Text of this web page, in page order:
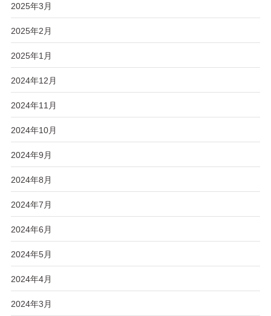
2025年3月
2025年2月
2025年1月
2024年12月
2024年11月
2024年10月
2024年9月
2024年8月
2024年7月
2024年6月
2024年5月
2024年4月
2024年3月